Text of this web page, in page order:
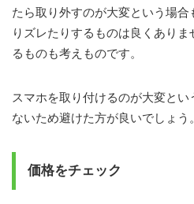
たら取り外すのが大変という場
りズレたりするものは良くあり
るものも考えものです。
スマホを取り付けるのが大変とい
ないため避けた方が良いでしょう。
価格をチェック